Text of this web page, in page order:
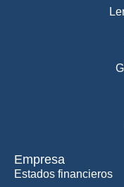
Empresa
Estados financieros